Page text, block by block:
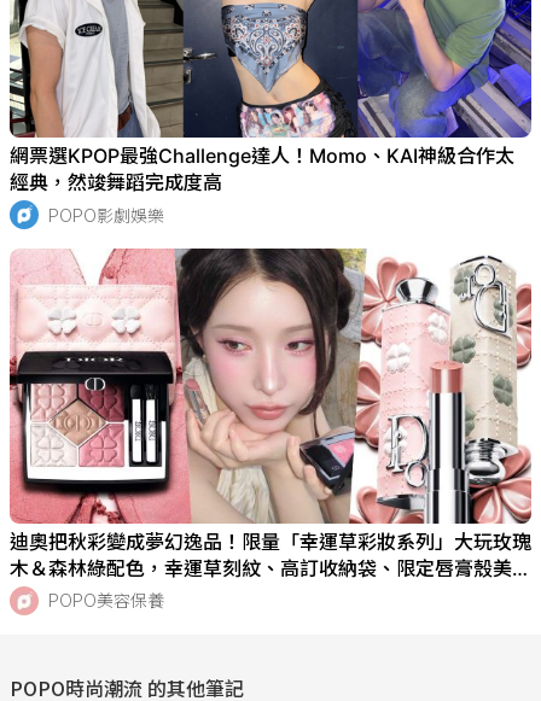
網票選KPOP最強Challenge達人！Momo、KAI神級合作太
經典，然竣舞蹈完成度高
POPO影劇娛樂
迪奧把秋彩變成夢幻逸品！限量「幸運草彩妝系列」大玩玫瑰
木＆森林綠配色，幸運草刻紋、高訂收納袋、限定唇膏殼美
瘋！ POPO美容保養
POPO時尚潮流 的其他筆記